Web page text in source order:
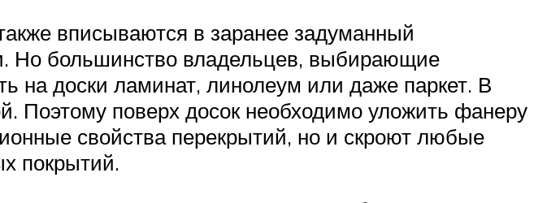
вписываются в заранее задуманный
Но большинство владельцев, выбирающие
на доски ламинат, линолеум или даже паркет. В
Поэтому поверх досок необходимо уложить фанеру
свойства перекрытий, но и скроют любые
покрытий.